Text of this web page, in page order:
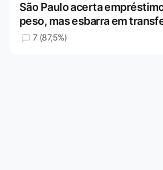
São Paulo acerta
peso, mas esbarra em
7 (87,5%)